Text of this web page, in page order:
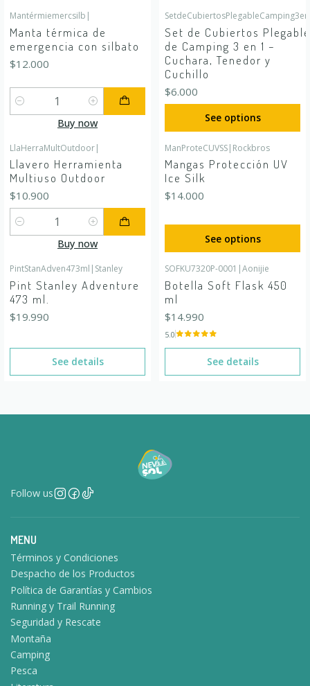
Mantérmiemercsilb |
Manta térmica de
emergencia con silbato
$12.000
Quantity
Buy now
Set de Cubiertos
de Camping 3 en 1 –
Cuchara, Tenedor y
Cuchillo
$6.000
See options
LlaHerraMultOutdoor|
Llavero Herramienta
Multiuso Outdoor
$10.900
Quantity
Buy now
ManProteCUVSS| Rockbros
Mangas Protección UV
Ice Silk
$14.000
See options
PintStanAdven473ml | Stanley
Pint Stanley Adventure
473 ml.
$19.990
See details
SOFKU7320P-0001 |Aonijie
Botella Soft Flask 450
ml
$14.990
5.0
See details
Follow us
MENU
Términos y Condiciones
Despacho de los Productos
Política de Garantías y Cambios
Running y Trail Running
Seguridad y Rescate
Montaña
Camping
Pesca